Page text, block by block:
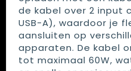
de kabel over 2 input
USB-A), waardoor je
aansluiten op
apparaten. De kabel
tot maximaal 60W,